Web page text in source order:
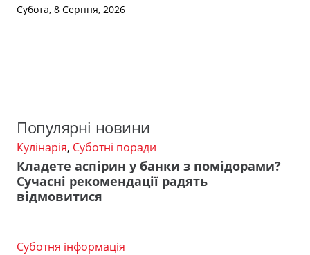
Субота, 8 Серпня, 2026
Популярні новини
Кулінарія, Суботні поради
Кладете аспірин у банки з помідорами?
Сучасні рекомендації радять
відмовитися
Суботня інформація